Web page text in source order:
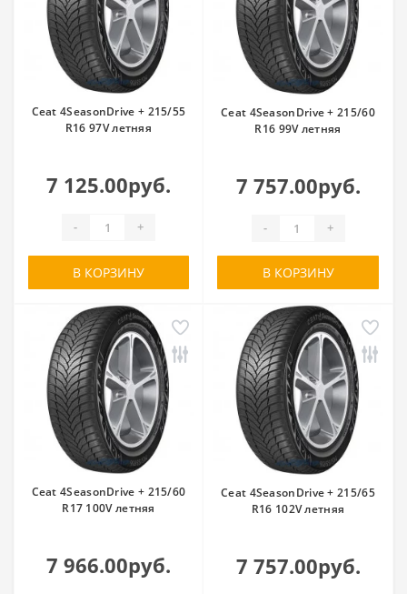
Ceat 4SeasonDrive + 215/55
R16 97V летняя
7 125.00руб.
- +
В КОРЗИНУ
Ceat 4SeasonDrive + 215/60
R16 99V летняя
7 757.00руб.
- +
В КОРЗИНУ
Ceat 4SeasonDrive + 215/60
R17 100V летняя
7 966.00руб.
Ceat 4SeasonDrive + 215/65
R16 102V летняя
7 757.00руб.